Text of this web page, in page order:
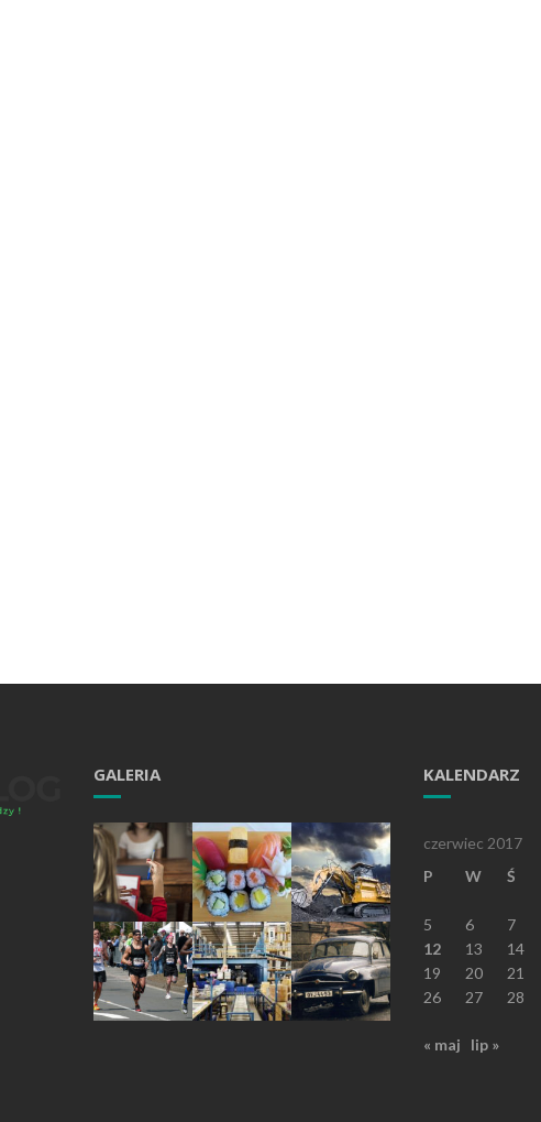
GALERIA KALENDARZ
czerwiec 2017
P
W Ś
5
6 7
12
13 14
19
20 21
26
27 28
« maj lip »